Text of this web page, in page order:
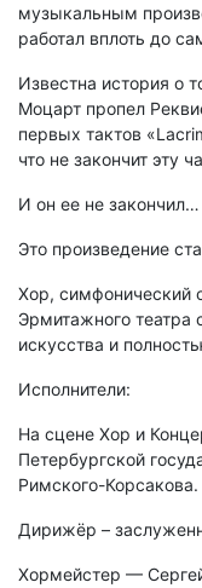
музыкальным
работал вплоть до
Известна история о
Моцарт пропел
первых тактов
что не закончит эту
И он ее не закончил…
Это произведение
Хор, симфонический
Эрмитажного театра
искусства и
Исполнители:
На сцене Хор и
Петербургской
Римского-Корсакова.
Дирижёр –
Хормейстер —